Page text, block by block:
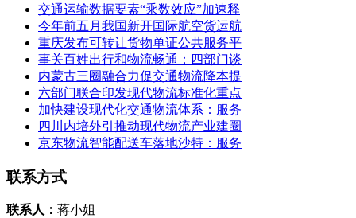
交通运输数据要素“乘数效应”加速释
今年前五月我国新开国际航空货运航
重庆发布可转让货物单证公共服务平
事关百姓出行和物流畅通：四部门谈
内蒙古三圈融合力促交通物流降本提
六部门联合印发现代物流标准化重点
加快建设现代化交通物流体系：服务
四川内培外引推动现代物流产业建圈
京东物流智能配送车落地沙特：服务
联系方式
联系人： 蒋小姐